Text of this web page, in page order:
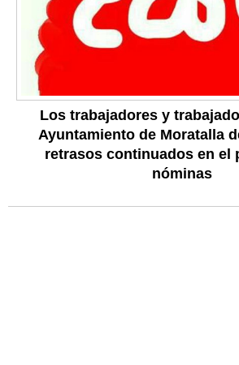
Los trabajadores y
Ayuntamiento de Moratalla
retrasos continuados en el
nóminas